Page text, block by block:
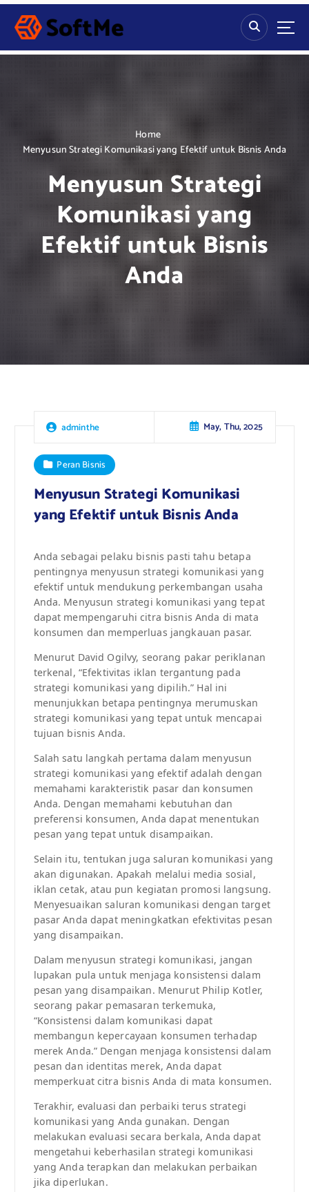
S
p
Home
Menyusun Strategi Komunikasi yang Efektif untuk Bisnis Anda
Menyusun Strategi
Komunikasi yang
Efektif untuk Bisnis
Anda
adminthe May, Thu, 2025
Peran Bisnis
Menyusun Strategi Komunikasi
yang Efektif untuk Bisnis Anda
Anda sebagai pelaku bisnis pasti tahu betapa
pentingnya menyusun strategi komunikasi yang
efektif untuk mendukung perkembangan usaha
Anda. Menyusun strategi komunikasi yang tepat
dapat mempengaruhi citra bisnis Anda di mata
konsumen dan memperluas jangkauan pasar.
Menurut David Ogilvy, seorang pakar periklanan
terkenal, “Efektivitas iklan tergantung pada
strategi komunikasi yang dipilih.” Hal ini
menunjukkan betapa pentingnya merumuskan
strategi komunikasi yang tepat untuk mencapai
tujuan bisnis Anda.
Salah satu langkah pertama dalam menyusun
strategi komunikasi yang efektif adalah dengan
memahami karakteristik pasar dan konsumen
Anda. Dengan memahami kebutuhan dan
preferensi konsumen, Anda dapat menentukan
pesan yang tepat untuk disampaikan.
Selain itu, tentukan juga saluran komunikasi yang
akan digunakan. Apakah melalui media sosial,
iklan cetak, atau pun kegiatan promosi langsung.
Menyesuaikan saluran komunikasi dengan target
pasar Anda dapat meningkatkan efektivitas pesan
yang disampaikan.
Dalam menyusun strategi komunikasi, jangan
lupakan pula untuk menjaga konsistensi dalam
pesan yang disampaikan. Menurut Philip Kotler,
seorang pakar pemasaran terkemuka,
“Konsistensi dalam komunikasi dapat
membangun kepercayaan konsumen terhadap
merek Anda.” Dengan menjaga konsistensi dalam
pesan dan identitas merek, Anda dapat
memperkuat citra bisnis Anda di mata konsumen.
Terakhir, evaluasi dan perbaiki terus strategi
komunikasi yang Anda gunakan. Dengan
melakukan evaluasi secara berkala, Anda dapat
mengetahui keberhasilan strategi komunikasi
yang Anda terapkan dan melakukan perbaikan
jika diperlukan.